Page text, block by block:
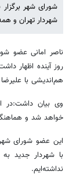
شورای شهر
شهردار تهران و
ناصر امانی عضو
روز آینده اظهار
هم‌اندیشی با
وی بیان داشت:‌در
خواهد شد و
این عضو شورای
با شهردار جدید
نداشته‌ایم.